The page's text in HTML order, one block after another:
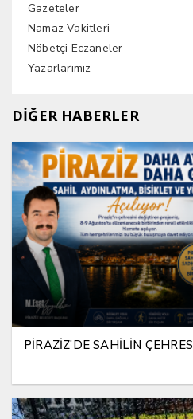
Gazeteler
Namaz Vakitleri
Nöbetçi Eczaneler
Yazarlarımız
DİĞER HABERLER
PİRAZİZ’DE SAHİLİN